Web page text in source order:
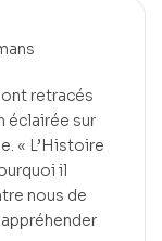
retracés
éclairée sur
« L’Histoire
il
nous de